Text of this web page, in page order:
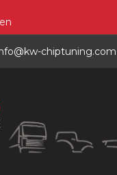
chiptuning.com